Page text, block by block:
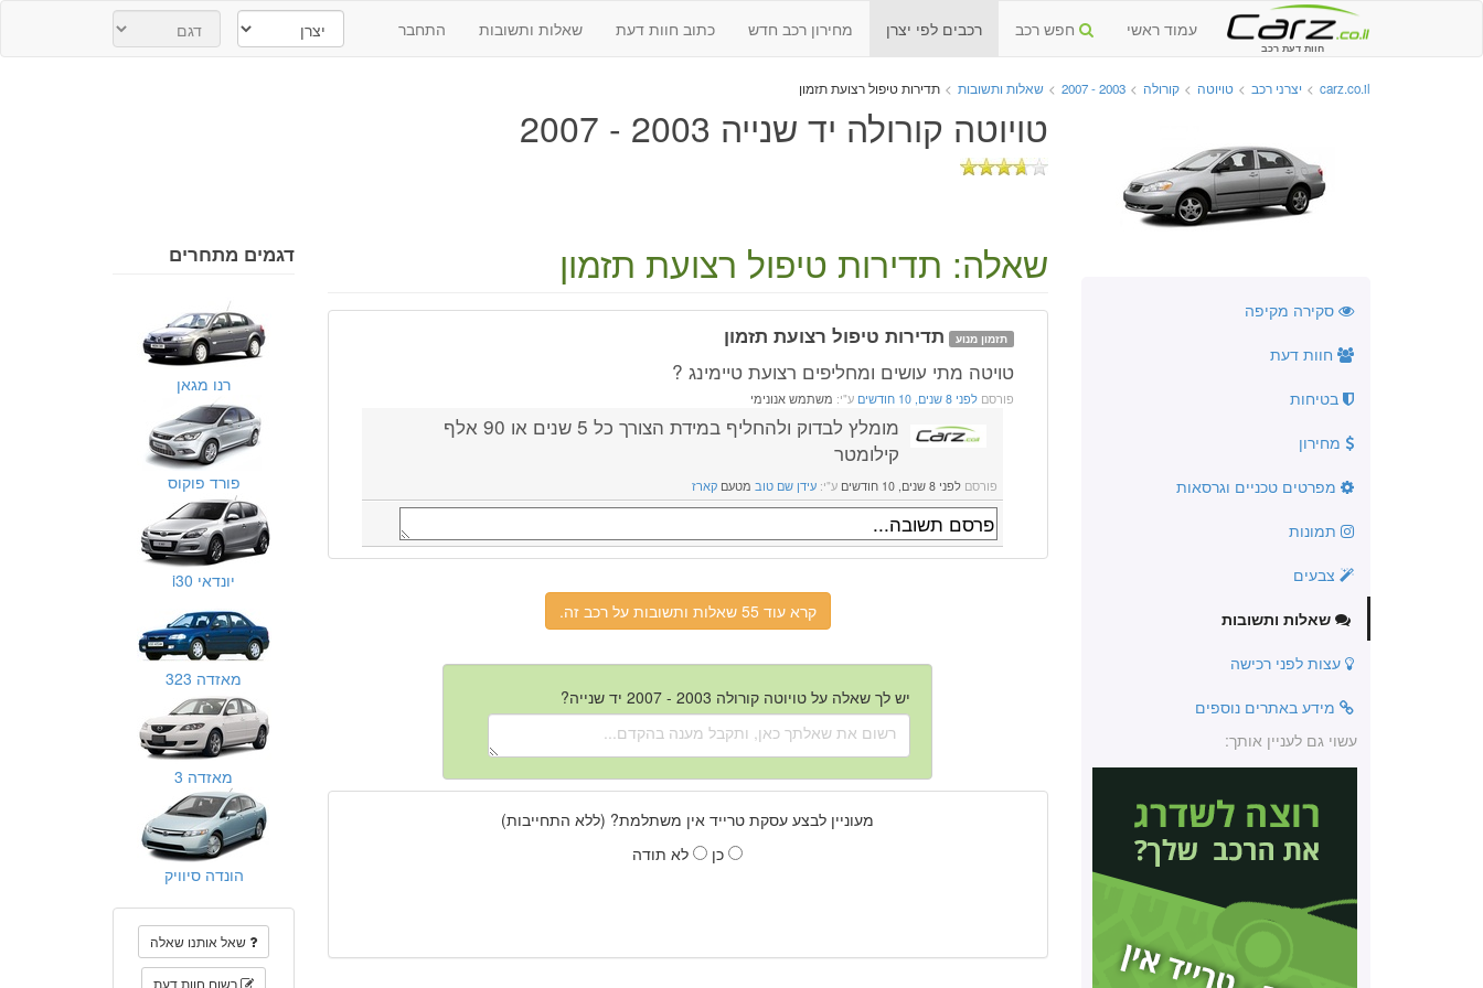
חוות דעת רכב
עמוד ראשי חפש רכב רכבים לפי יצרן מחירון רכב חדש כתוב חוות דעת שאלות ותשובות התחבר
carz.co.il
> יצרני רכב > טויוטה > קורולה >
2003 - 2007
> שאלות ותשובות > תדירות טיפול רצועת תזמון
טויוטה קורולה יד שנייה 2003 - 2007
סקירה מקיפה
חוות דעת
בטיחות
מחירון
מפרטים טכניים וגרסאות
תמונות
צבעים
שאלות ותשובות
עצות לפני רכישה
מידע באתרים נוספים
עשוי גם לעניין אותך:
שאלה: תדירות טיפול רצועת תזמון
תזמון מנוע תדירות טיפול רצועת תזמון
טויטה מתי עושים ומחליפים רצועת טיימינג ?
פורסםלפני 8 שנים, 10 חודשים ע"י: משתמש אנונימי
מומלץ לבדוק ולהחליף במידת הצורך כל 5 שנים או 90 אלף
קילומטר
פורסםלפני 8 שנים, 10 חודשים ע"י:עידן שם טוב מטעםקארז
קרא עוד 55 שאלות ותשובות על רכב זה.
יש לך שאלה על טויוטה קורולה 2003 - 2007 יד שנייה?
מעוניין לבצע עסקת טרייד אין משתלמת? (ללא התחייבות)
כן
לא תודה
דגמים מתחרים
רנו מגאן
פורד פוקוס
יונדאי i30
מאזדה 323
מאזדה 3
הונדה סיוויק
שאל אותנו שאלה
רשום חוות דעת